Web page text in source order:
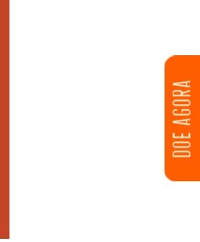
DOE AGORA